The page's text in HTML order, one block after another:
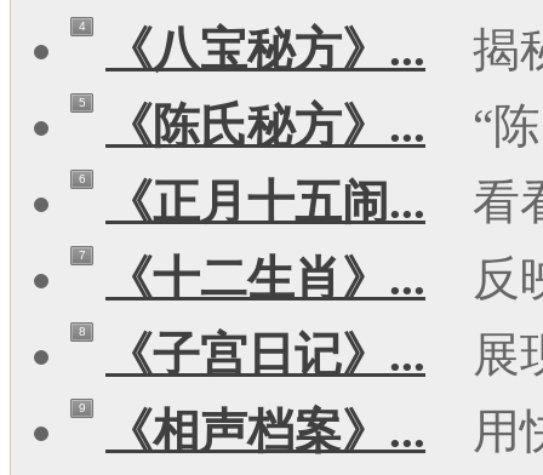
4 《八宝秘方》... 揭
5 《陈氏秘方》... “
6 《正月十五闹... 看
7 《十二生肖》... 反
8 《子宫日记》... 展
9 《相声档案》... 用